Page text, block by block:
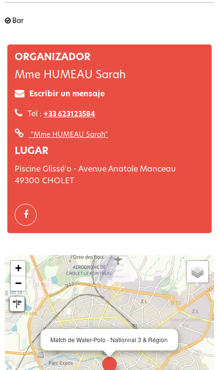
Bar
ORGANIZADOR
Mme HUMEAU Sarah
Escribir un mensaje
Tel : +33 623123584
"Mme HUMEAU Sarah"
LUGAR
Piscine Glissé'o - Avenue Anatole Manceau
49300 CHOLET
Match de Water-Polo - Nationnal 3 & Région
+
−